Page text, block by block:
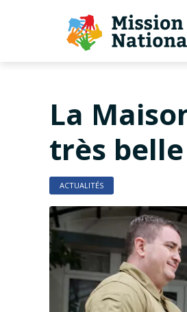
La
très
ACTUALITÉS